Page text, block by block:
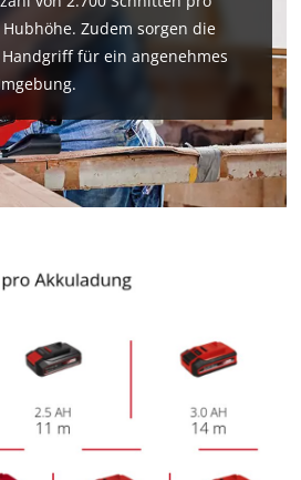
is not permitted to load due
that are not disclosed to the
website owner needs to setup
the list of technologies used.
byUsercentrics Consent
Management Platform
Zudem sorgen die
für ein angenehmes